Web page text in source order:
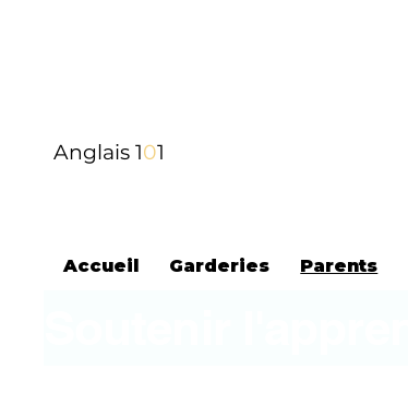
Anglais 101
Accueil Garderies Parents